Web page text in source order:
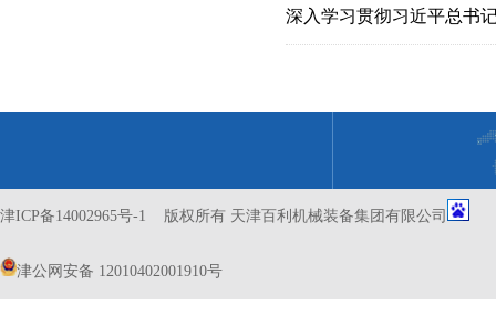
津ICP备14002965号-1 版权所有 天津百利机械装备集团有限公司
津公网安备 12010402001910号